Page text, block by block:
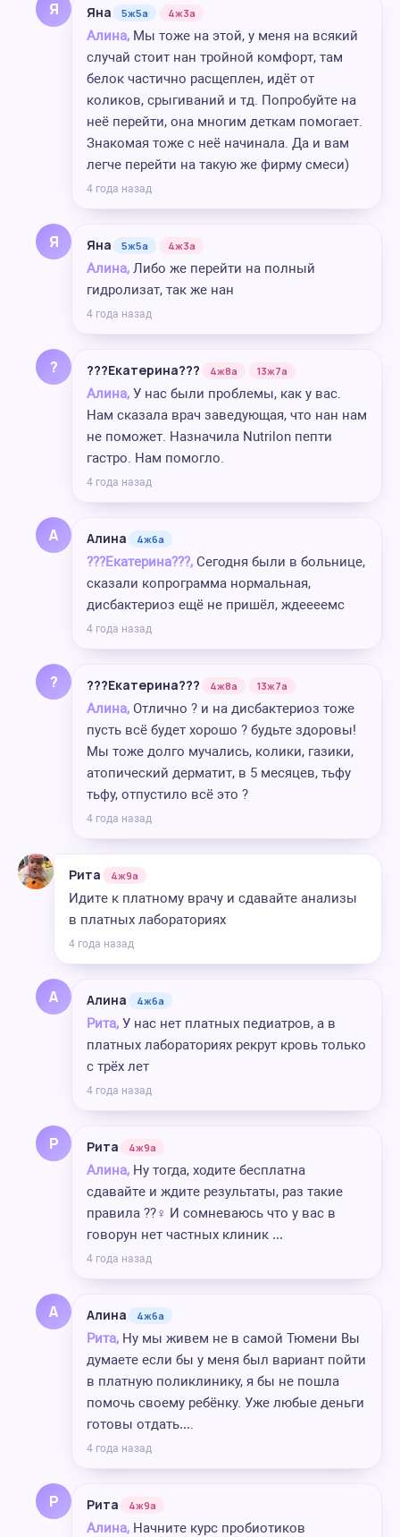
Я Яна 5ж5а 4ж3а
Алина, Мы тоже на этой, у меня на всякий
случай стоит нан тройной комфорт, там
белок частично расщеплен, идёт от
коликов, срыгиваний и тд. Попробуйте на
неё перейти, она многим деткам помогает.
Знакомая тоже с неё начинала. Да и вам
легче перейти на такую же фирму смеси)
4 года назад
Я Яна 5ж5а 4ж3а
Алина, Либо же перейти на полный
гидролизат, так же нан
4 года назад
? ???Екатерина??? 4ж8а 13ж7а
Алина, У нас были проблемы, как у вас.
Нам сказала врач заведующая, что нан нам
не поможет. Назначила Nutrilon пепти
гастро. Нам помогло.
4 года назад
А Алина 4ж6а
???Екатерина???, Сегодня были в больнице,
сказали копрограмма нормальная,
дисбактериоз ещё не пришёл, ждеееемс
4 года назад
? ???Екатерина??? 4ж8а 13ж7а
Алина, Отлично ? и на дисбактериоз тоже
пусть всё будет хорошо ? будьте здоровы!
Мы тоже долго мучались, колики, газики,
атопический дерматит, в 5 месяцев, тьфу
тьфу, отпустило всё это ?
4 года назад
Рита 4ж9а
Идите к платному врачу и сдавайте анализы
в платных лабораториях
4 года назад
А Алина 4ж6а
Рита, У нас нет платных педиатров, а в
платных лабораториях рекрут кровь только
с трёх лет
4 года назад
Р Рита 4ж9а
Алина, Ну тогда, ходите бесплатна
сдавайте и ждите результаты, раз такие
правила ??‍♀️ И сомневаюсь что у вас в
говорун нет частных клиник …
4 года назад
А Алина 4ж6а
Рита, Ну мы живем не в самой Тюмени Вы
думаете если бы у меня был вариант пойти
в платную поликлинику, я бы не пошла
помочь своему ребёнку. Уже любые деньги
готовы отдать….
4 года назад
Р Рита 4ж9а
Алина, Начните курс пробиотиков